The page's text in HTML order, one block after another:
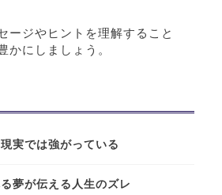
ージやヒントを理解すること
かにしましょう。
実では強がっている
夢が伝える人生のズレ